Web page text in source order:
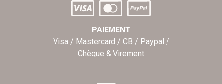
PAIEMENT
Visa / Mastercard / CB / Paypal /
Chèque & Virement